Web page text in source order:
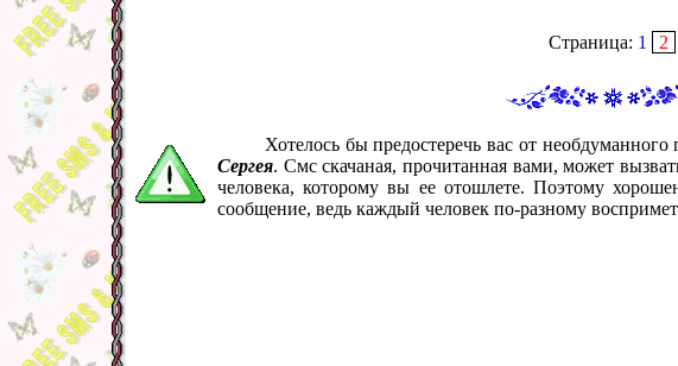
Страница: 1 2
Хотелось бы предостеречь вас от
Сергея. Смс скачаная, прочитанная вами, может
человека, которому вы ее отошлете. Поэтому
сообщение, ведь каждый человек по-разному